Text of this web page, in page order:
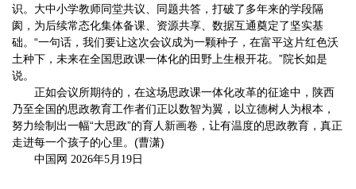
识。大中小学教师同堂共议、同题共答，打破了多年来的学段隔
阂，为后续常态化集体备课、资源共享、数据互通奠定了坚实基
础。“一句话，我们要让这次会议成为一颗种子，在富平这片红色沃
土种下，未来在全国思政课一体化的田野上生根开花。”院长如是
说。
正如会议所期待的，在这场思政课一体化改革的征途中，陕西
乃至全国的思政教育工作者们正以数智为翼，以立德树人为根本，
努力绘制出一幅“大思政”的育人新画卷，让有温度的思政教育，真正
走进每一个孩子的心里。(曹潇)
中国网 2026年5月19日